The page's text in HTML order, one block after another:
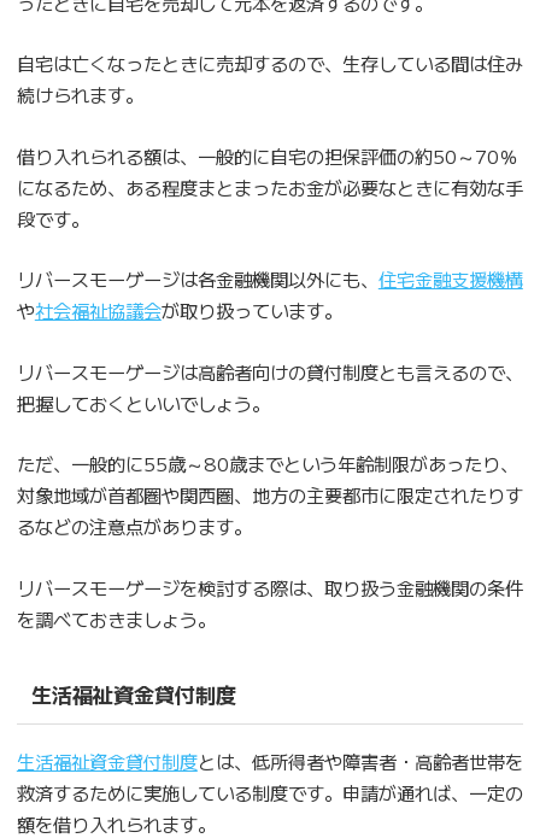
自宅は亡くなったときに売却するので、生存している間は住み
続けられます。
借り入れられる額は、一般的に自宅の担保評価の約50～70％
になるため、ある程度まとまったお金が必要なときに有効な手
段です。
リバースモーゲージは各金融機関以外にも、 住宅金融支援機構
や社会福祉協議会が取り扱っています。
リバースモーゲージは高齢者向けの貸付制度とも言えるので、
把握しておくといいでしょう。
ただ、一般的に55歳～80歳までという年齢制限があったり、
対象地域が首都圏や関西圏、地方の主要都市に限定されたりす
るなどの注意点があります。
リバースモーゲージを検討する際は、取り扱う金融機関の条件
を調べておきましょう。
生活福祉資金貸付制度
生活福祉資金貸付制度とは、低所得者や障害者・高齢者世帯を
救済するために実施している制度です。申請が通れば、一定の
額を借り入れられます。